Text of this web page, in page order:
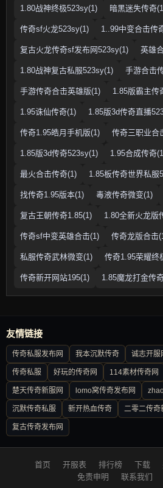
1.80战神终极523sy(1) 暗黑迷失传奇
传奇sf火龙523sy(1) 1..99中变合击传
复古火龙传奇sf发布网523sy(1) 英雄
1.80战神复古私服523sy(1) 手游合击
手游传奇合击英雄版(1) 1.85版霸主传
1.95诛仙传奇(1) 1.85版3d传奇直播
传奇1.95皓月手机版(1) 传奇三职业合
1.85版3d传奇523sy(1) 1.95合成传奇
最火合击传奇(1) 1.85板传奇世界私服
找传奇1.95版本(1) 毒液传奇微变(1)
复古王朝传奇1.85(1) 1.80全新火龙版
传奇sf中变英雄合击(1) 传奇龙版合击
私服传奇武林微变(1) 传奇1.95荣耀终
传奇新开网站195(1) 1.85魔龙打金传
友情链接
传奇私服发布网 我本沉默传奇 诚志开服
传奇私服 好玩的传奇网 114素材传奇网
楚天传奇新服网 lomo窝传奇发布网
沉默传奇私服 新开热血传奇 二零二传奇
复古传奇发布网
首页 开服表 排行榜 下载
免责申明
联系我们